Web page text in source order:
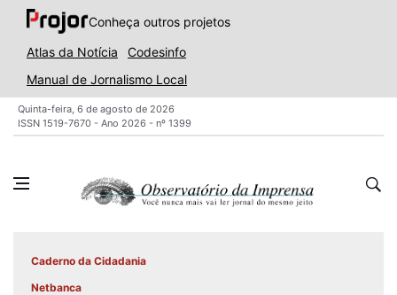
Conheça outros projetos
Atlas da Notícia
Codesinfo
Manual de Jornalismo Local
Quinta-feira, 6 de agosto de 2026
ISSN 1519-7670 - Ano 2026 - nº 1399
Caderno da Cidadania
Netbanca